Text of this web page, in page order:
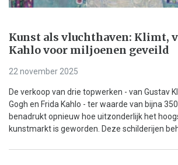
Kunst als vluchthaven: Klimt,
Kahlo voor miljoenen geveild
22 november 2025
De verkoop van drie topwerken - van Gustav
Gogh en Frida Kahlo - ter waarde van bijna
benadrukt opnieuw hoe uitzonderlijk het
kunstmarkt is geworden. Deze schilderijen